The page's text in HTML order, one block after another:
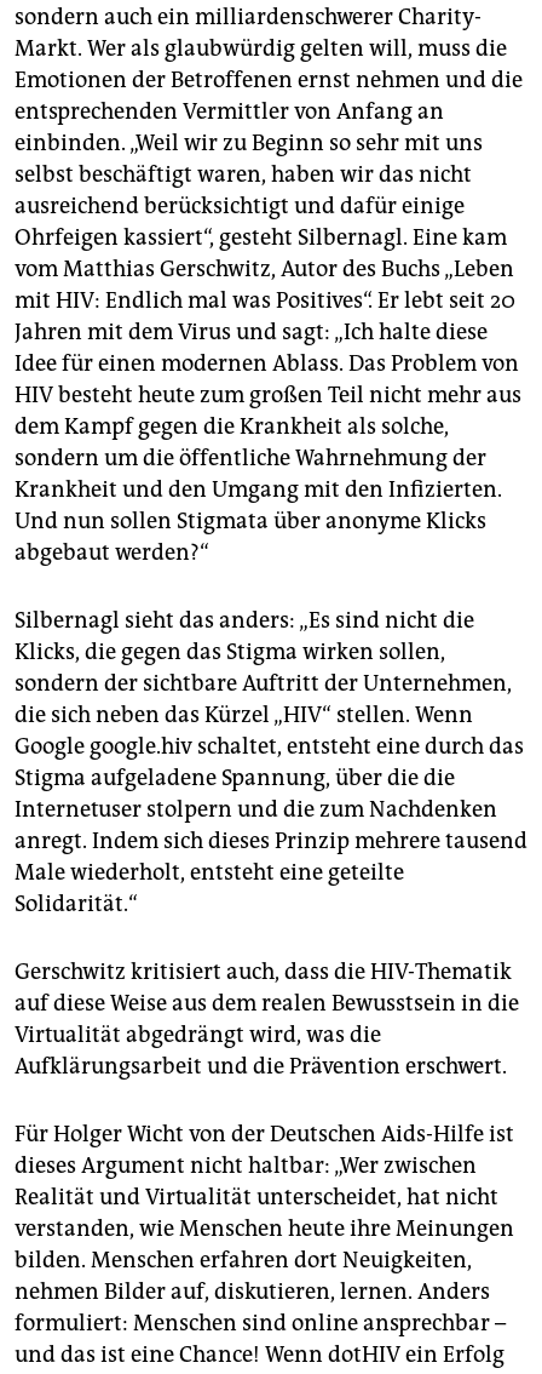
sondern auch ein milliardenschwerer Charity-
Markt. Wer als glaubwürdig gelten will, muss die
Emotionen der Betroffenen ernst nehmen und die
entsprechenden Vermittler von Anfang an
einbinden. „Weil wir zu Beginn so sehr mit uns
selbst beschäftigt waren, haben wir das nicht
ausreichend berücksichtigt und dafür einige
Ohrfeigen kassiert“, gesteht Silbernagl. Eine kam
vom Matthias Gerschwitz, Autor des Buchs „Leben
mit HIV: Endlich mal was Positives“. Er lebt seit 20
Jahren mit dem Virus und sagt: „Ich halte diese
Idee für einen modernen Ablass. Das Problem von
HIV besteht heute zum großen Teil nicht mehr aus
dem Kampf gegen die Krankheit als solche,
sondern um die öffentliche Wahrnehmung der
Krankheit und den Umgang mit den Infizierten.
Und nun sollen Stigmata über anonyme Klicks
abgebaut werden?“
Silbernagl sieht das anders: „Es sind nicht die
Klicks, die gegen das Stigma wirken sollen,
sondern der sichtbare Auftritt der Unternehmen,
die sich neben das Kürzel „HIV“ stellen. Wenn
Google google.hiv schaltet, entsteht eine durch das
Stigma aufgeladene Spannung, über die die
Internetuser stolpern und die zum Nachdenken
anregt. Indem sich dieses Prinzip mehrere tausend
Male wiederholt, entsteht eine geteilte
Solidarität.“
Gerschwitz kritisiert auch, dass die HIV-Thematik
auf diese Weise aus dem realen Bewusstsein in die
Virtualität abgedrängt wird, was die
Aufklärungsarbeit und die Prävention erschwert.
Für Holger Wicht von der Deutschen Aids-Hilfe ist
dieses Argument nicht haltbar: „Wer zwischen
Realität und Virtualität unterscheidet, hat nicht
verstanden, wie Menschen heute ihre Meinungen
bilden. Menschen erfahren dort Neuigkeiten,
nehmen Bilder auf, diskutieren, lernen. Anders
formuliert: Menschen sind online ansprechbar –
und das ist eine Chance! Wenn dotHIV ein Erfolg